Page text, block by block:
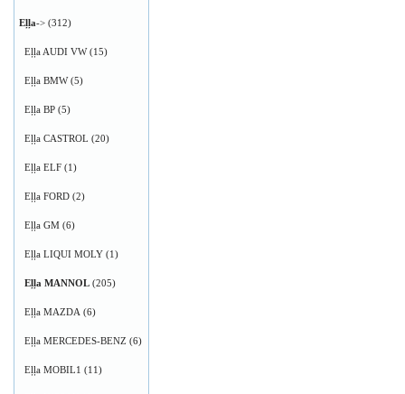
Eļļa-> (312)
Eļļa AUDI VW(15)
Eļļa BMW(5)
Eļļa BP (5)
Eļļa CASTROL (20)
Eļļa ELF (1)
Eļļa FORD (2)
Eļļa GM (6)
Eļļa LIQUI MOLY (1)
Eļļa MANNOL (205)
Eļļa MAZDA (6)
Eļļa MERCEDES-BENZ (6)
Eļļa MOBIL1 (11)